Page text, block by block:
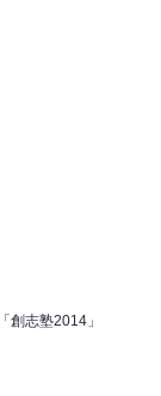
創志塾2014」